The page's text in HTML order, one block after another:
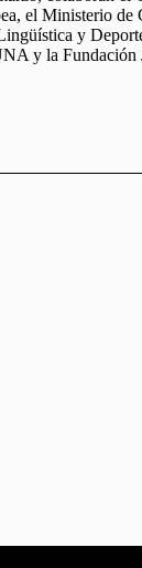
el Ministerio de
y
y la Fundación